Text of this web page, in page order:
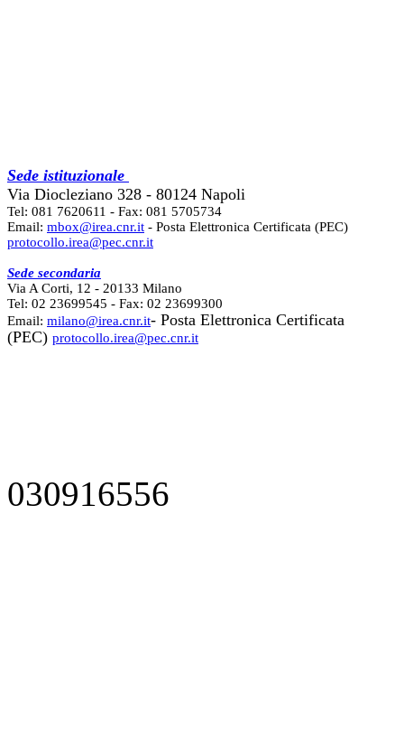
Sede istituzionale
Via Diocleziano 328 - 80124 Napoli
Tel: 081 7620611 - Fax: 081 5705734
Email: mbox@irea.cnr.it - Posta Elettronica Certificata (PEC)
protocollo.irea@pec.cnr.it
Sede secondaria
Via A Corti, 12 - 20133 Milano
Tel: 02 23699545 - Fax: 02 23699300
Email: milano@irea.cnr.it- Posta Elettronica Certificata
(PEC) protocollo.irea@pec.cnr.it
030916556